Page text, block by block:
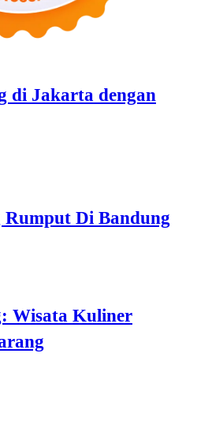
di Jakarta dengan
Di Bandung
Wisata Kuliner